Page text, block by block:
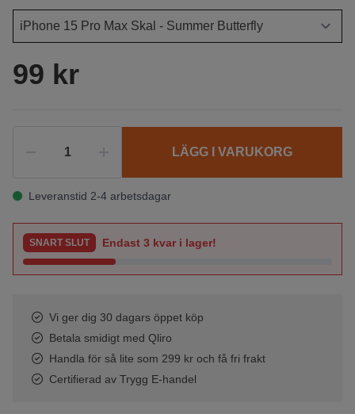
99 kr
LÄGG I VARUKORG
Leveranstid 2-4 arbetsdagar
SNART SLUT Endast 3 kvar i lager!
Vi ger dig 30 dagars öppet köp
Betala smidigt med Qliro
Handla för så lite som 299 kr och få fri frakt
Certifierad av Trygg E-handel